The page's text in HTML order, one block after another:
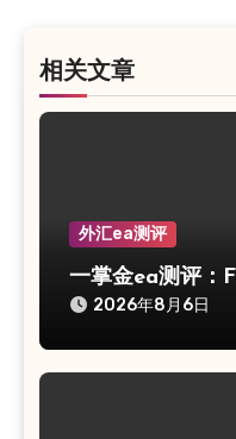
相关文章
外汇ea测评
一掌金ea测评
2026年8月6日